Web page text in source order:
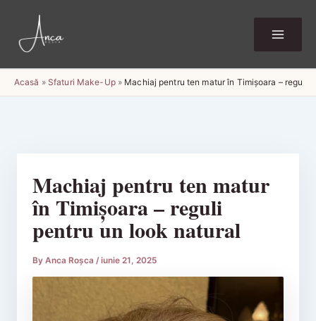
content
Acasă » Sfaturi Make-Up» Machiaj pentru ten matur în Timișoara – reguli
Machiaj pentru ten matur
în Timișoara – reguli
pentru un look natural
By Anca Roșca /iunie 21, 2025